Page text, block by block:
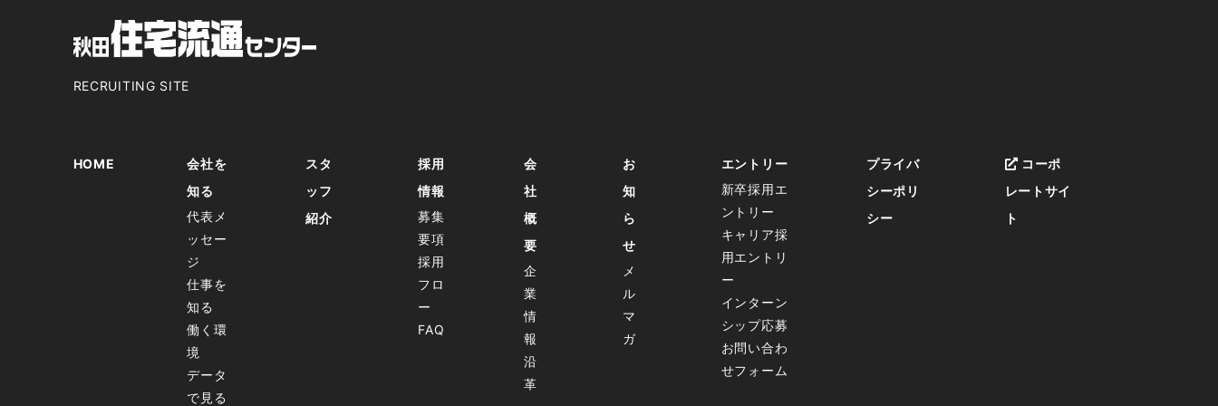
RECRUITING SITE
HOME
会社を
知る
代表メ
ッセー
ジ
仕事を
知る
働く環
境
データ
で見る
スタ
ッフ
紹介
採用
情報
募集
要項
採用
フロ
ー
FAQ
会
社
概
要
企
業
情
報
沿
革
お
知
ら
せ
メ
ル
マ
ガ
エントリー
新卒採用エ
ントリー
キャリア採
用エントリ
ー
インターン
シップ応募
お問い合わ
せフォーム
プライバ
シーポリ
シー
コーポ
レートサイ
ト